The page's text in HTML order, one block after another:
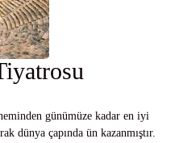
günümüze kadar en iyi
dünya çapında ün kazanmıştır.